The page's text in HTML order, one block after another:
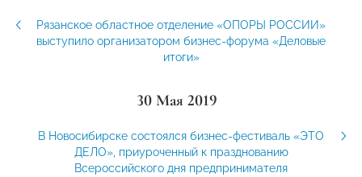
Рязанское областное отделение «ОПОРЫ РОССИИ»
выступило организатором бизнес-форума «Деловые
итоги»
30 Мая 2019
В Новосибирске состоялся бизнес-фестиваль «ЭТО
ДЕЛО», приуроченный к празднованию
Всероссийского дня предпринимателя